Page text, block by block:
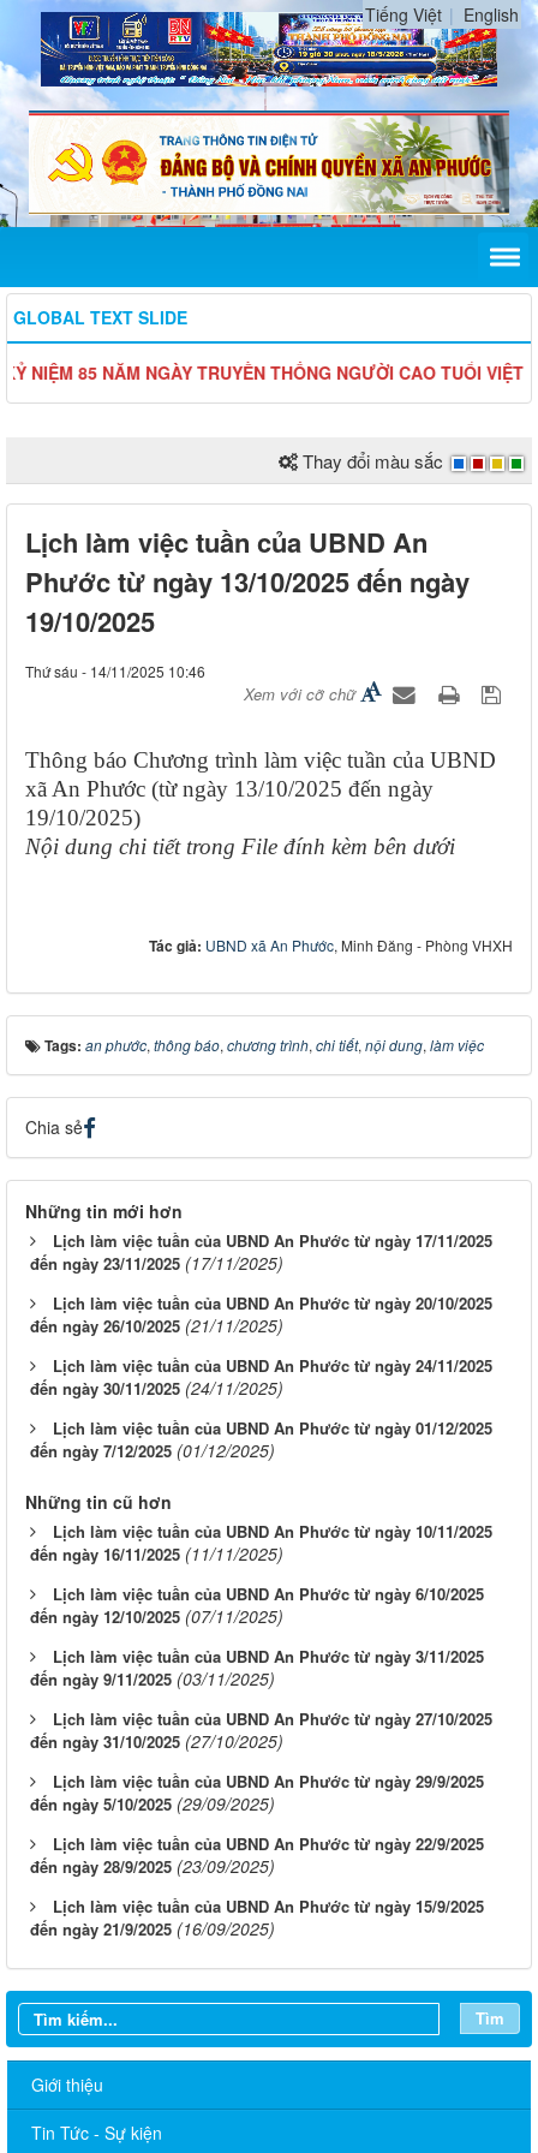
Tiếng Việt English
GLOBAL TEXT SLIDE
85 NĂM NGÀY TRUYỀN THỐNG NGƯỜI CAO TUỔI VIỆT
Thay đổi màu sắc
Lịch làm việc tuần của UBND An
Phước từ ngày 13/10/2025 đến ngày
19/10/2025
Thứ sáu - 14/11/2025 10:46
Xem với cỡ chữ
Thông báo Chương trình làm việc tuần của UBND
xã An Phước (từ ngày 13/10/2025 đến ngày
19/10/2025)
Nội dung chi tiết trong File đính kèm bên dưới
Tác giả: UBND xã An Phước, Minh Đăng - Phòng VHXH
Tags: an phước, thông báo, chương trình, chi tiết, nội dung, làm việc
Chia sẻ
Những tin mới hơn
Lịch làm việc tuần của UBND An Phước từ ngày 17/11/2025
đến ngày 23/11/2025 (17/11/2025)
Lịch làm việc tuần của UBND An Phước từ ngày 20/10/2025
đến ngày 26/10/2025 (21/11/2025)
Lịch làm việc tuần của UBND An Phước từ ngày 24/11/2025
đến ngày 30/11/2025 (24/11/2025)
Lịch làm việc tuần của UBND An Phước từ ngày 01/12/2025
đến ngày 7/12/2025 (01/12/2025)
Những tin cũ hơn
Lịch làm việc tuần của UBND An Phước từ ngày 10/11/2025
đến ngày 16/11/2025 (11/11/2025)
Lịch làm việc tuần của UBND An Phước từ ngày 6/10/2025
đến ngày 12/10/2025 (07/11/2025)
Lịch làm việc tuần của UBND An Phước từ ngày 3/11/2025
đến ngày 9/11/2025 (03/11/2025)
Lịch làm việc tuần của UBND An Phước từ ngày 27/10/2025
đến ngày 31/10/2025 (27/10/2025)
Lịch làm việc tuần của UBND An Phước từ ngày 29/9/2025
đến ngày 5/10/2025 (29/09/2025)
Lịch làm việc tuần của UBND An Phước từ ngày 22/9/2025
đến ngày 28/9/2025 (23/09/2025)
Lịch làm việc tuần của UBND An Phước từ ngày 15/9/2025
đến ngày 21/9/2025 (16/09/2025)
Tìm
Giới thiệu
Tin Tức - Sự kiện